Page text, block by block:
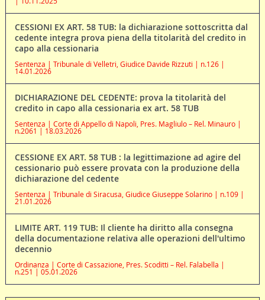
CESSIONI EX ART. 58 TUB: la dichiarazione sottoscritta dal
cedente integra prova piena della titolarità del credito in
capo alla cessionaria
Sentenza | Tribunale di Velletri, Giudice Davide Rizzuti | n.126 |
14.01.2026
DICHIARAZIONE DEL CEDENTE: prova la titolarità del
credito in capo alla cessionaria ex art. 58 TUB
Sentenza | Corte di Appello di Napoli, Pres. Magliulo – Rel. Minauro |
n.2061 | 18.03.2026
CESSIONE EX ART. 58 TUB : la legittimazione ad agire del
cessionario può essere provata con la produzione della
dichiarazione del cedente
Sentenza | Tribunale di Siracusa, Giudice Giuseppe Solarino | n.109 |
21.01.2026
LIMITE ART. 119 TUB: Il cliente ha diritto alla consegna
della documentazione relativa alle operazioni dell'ultimo
decennio
Ordinanza | Corte di Cassazione, Pres. Scoditti – Rel. Falabella |
n.251 | 05.01.2026